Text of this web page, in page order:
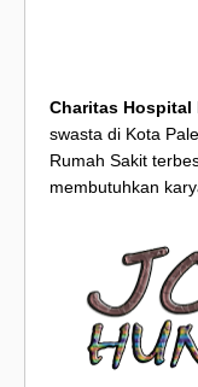
Charitas Hospital
swasta di Kota
Rumah Sakit
membutuhkan